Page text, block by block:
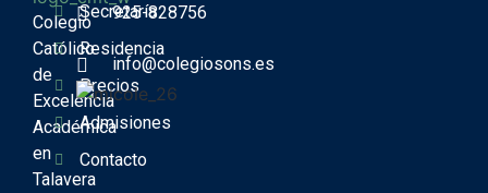
Colegio
Católico
de
Excelencia
Académica
en
Talavera
Secretaría
Residencia
Precios
Admisiones
Contacto
925-828756
info@colegiosons.es